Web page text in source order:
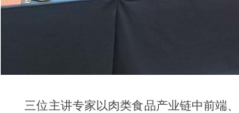
三位主讲专家以肉类食品产业链中前端、